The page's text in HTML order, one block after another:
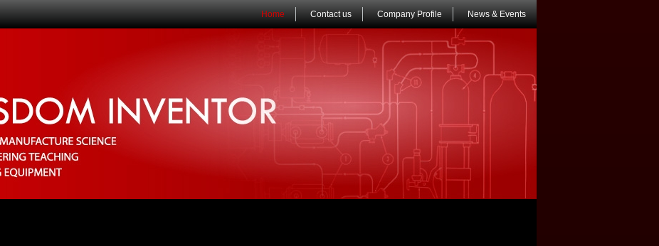
Home Contact us Company Profile News & Events